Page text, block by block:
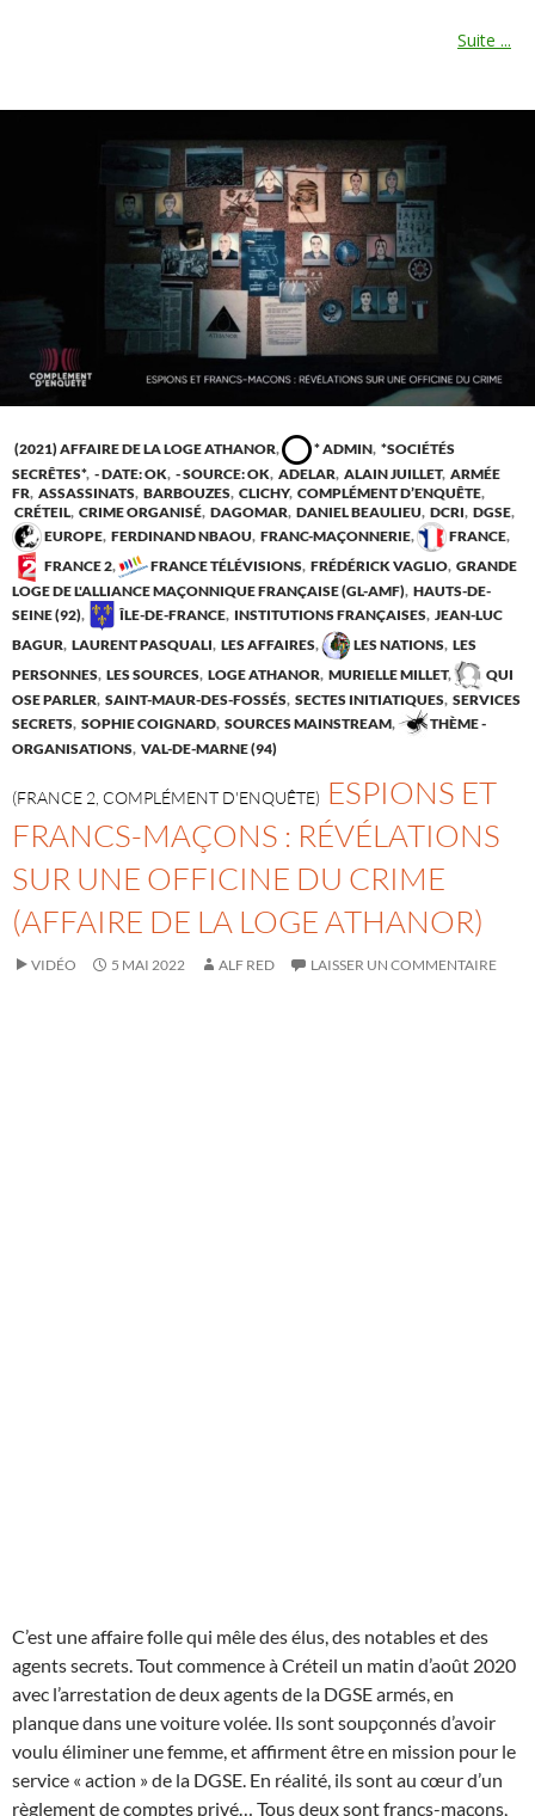
Suite ...
(2021) AFFAIRE DE LA LOGE ATHANOR, * ADMIN, *SOCIÉTÉS
SECRÊTES*, - DATE: OK, - SOURCE: OK, ADELAR, ALAIN JUILLET, ARMÉE
FR, ASSASSINATS, BARBOUZES, CLICHY, COMPLÉMENT D’ENQUÊTE,
CRÉTEIL, CRIME ORGANISÉ, DAGOMAR, DANIEL BEAULIEU, DCRI, DGSE,
EUROPE, FERDINAND NBAOU, FRANC-MAÇONNERIE, FRANCE,
FRANCE 2, FRANCE TÉLÉVISIONS, FRÉDÉRICK VAGLIO, GRANDE
LOGE DE L'ALLIANCE MAÇONNIQUE FRANÇAISE (GL-AMF), HAUTS-DE-
SEINE (92), ÎLE-DE-FRANCE, INSTITUTIONS FRANÇAISES, JEAN-LUC
BAGUR, LAURENT PASQUALI, LES AFFAIRES, LES NATIONS, LES
PERSONNES, LES SOURCES, LOGE ATHANOR, MURIELLE MILLET,
QUI
OSE PARLER, SAINT-MAUR-DES-FOSSÉS, SECTES INITIATIQUES, SERVICES
SECRETS, SOPHIE COIGNARD, SOURCES MAINSTREAM,
THÈME -
ORGANISATIONS, VAL-DE-MARNE (94)
(FRANCE 2, COMPLÉMENT D'ENQUÊTE) ESPIONS ET
FRANCS-MAÇONS : RÉVÉLATIONS
SUR UNE OFFICINE DU CRIME
(AFFAIRE DE LA LOGE ATHANOR)
VIDÉO 5 MAI 2022 ALF RED LAISSER UN COMMENTAIRE
C’est une affaire folle qui mêle des élus, des notables et des
agents secrets. Tout commence à Créteil un matin d’août 2020
avec l’arrestation de deux agents de la DGSE armés, en
planque dans une voiture volée. Ils sont soupçonnés d’avoir
voulu éliminer une femme, et affirment être en mission pour le
service « action » de la DGSE. En réalité, ils sont au cœur d’un
règlement de comptes privé… Tous deux sont francs-maçons,